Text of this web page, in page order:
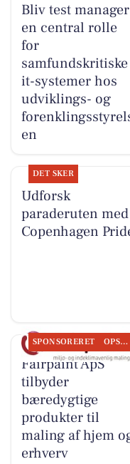
Bliv test
en central rolle
for
samfundskritiske
it-systemer hos
udviklings- og
en
DET SKER
Udforsk
paraderuten med
Copenhagen
SPONSORERET OPSLAGSTAVLEN
Fairpaint ApS
tilbyder
bæredygtige
produkter til
maling af hjem
erhverv